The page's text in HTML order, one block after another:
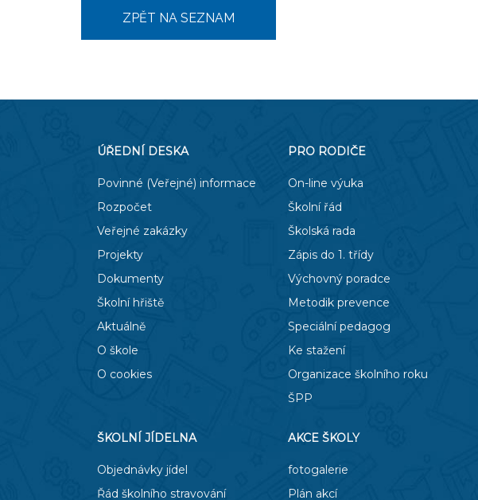
ZPĚT NA SEZNAM
ÚŘEDNÍ DESKA
Povinné (Veřejné) informace
Rozpočet
Veřejné zakázky
Projekty
Dokumenty
Školní hřiště
Aktuálně
O škole
O cookies
PRO RODIČE
On-line výuka
Školní řád
Školská rada
Zápis do 1. třídy
Výchovný poradce
Metodik prevence
Speciální pedagog
Ke stažení
Organizace školního roku
ŠPP
ŠKOLNÍ JÍDELNA
Objednávky jídel
Řád školního stravování
AKCE ŠKOLY
fotogalerie
Plán akcí